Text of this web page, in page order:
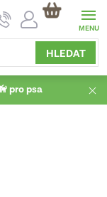
HLEDAT
NÁKUPNÍ
KOŠÍK
pro psa